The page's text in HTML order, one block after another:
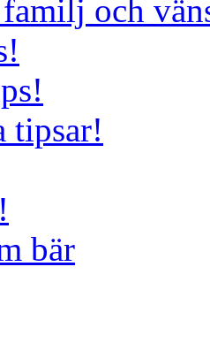
och
tipsar!
bär